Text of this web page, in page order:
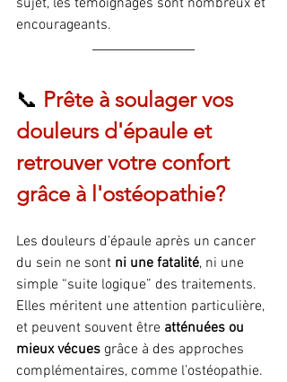
sujet, les témoignages sont nombreux et
encourageants.
📞 Prête à soulager vos
douleurs d'épaule et
retrouver votre confort
grâce à l'ostéopathie?
Les douleurs d’épaule après un cancer
du sein ne sont ni une fatalité, ni une
simple “suite logique” des traitements.
Elles méritent une attention particulière,
et peuvent souvent être atténuées ou
mieux vécues grâce à des approches
complémentaires, comme l’ostéopathie.